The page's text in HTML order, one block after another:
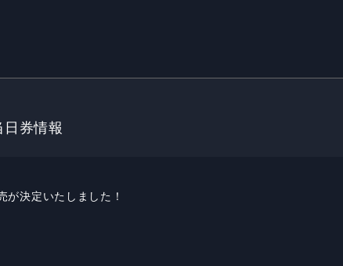
券情報
決定いたしました！